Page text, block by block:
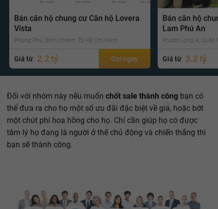
Bán căn hộ chung cư Căn hộ Lovera
Vista
Phong Phú, Bình Chánh, Tp Hồ Chí Minh
Giá từ 2.2 tỷ Gọi ngay
Bán căn hộ
Lam Phú An
Phước Long A, Quận
Giá từ 3.2 tỷ
Đối với nhóm này nếu muốn chốt sale thành công bạn có
thể đưa ra cho họ một số ưu đãi đặc biệt về giá, hoặc bớt
một chút phí hoa hồng cho họ. Chỉ cần giúp họ có được
tâm lý họ đang là người ở thế chủ động và chiến thắng thì
bạn sẽ thành công.